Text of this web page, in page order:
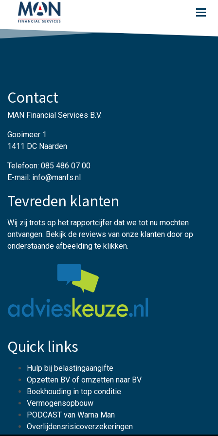
Contact
MAN Financial Services B.V.
Gooimeer 1
1411 DC Naarden
Telefoon: 085 486 07 00
E-mail: info@manfs.nl
Tevreden klanten
Wij zij trots op het rapportcijfer dat we tot nu mochten
ontvangen. Bekijk de reviews van onze klanten door op
onderstaande afbeelding te klikken.
Quick links
Hulp bij belastingaangifte
Opzetten BV of omzetten naar BV
Boekhouding in top conditie
Vermogensopbouw
PODCAST van Warna Man
Overlijdensrisicoverzekeringen